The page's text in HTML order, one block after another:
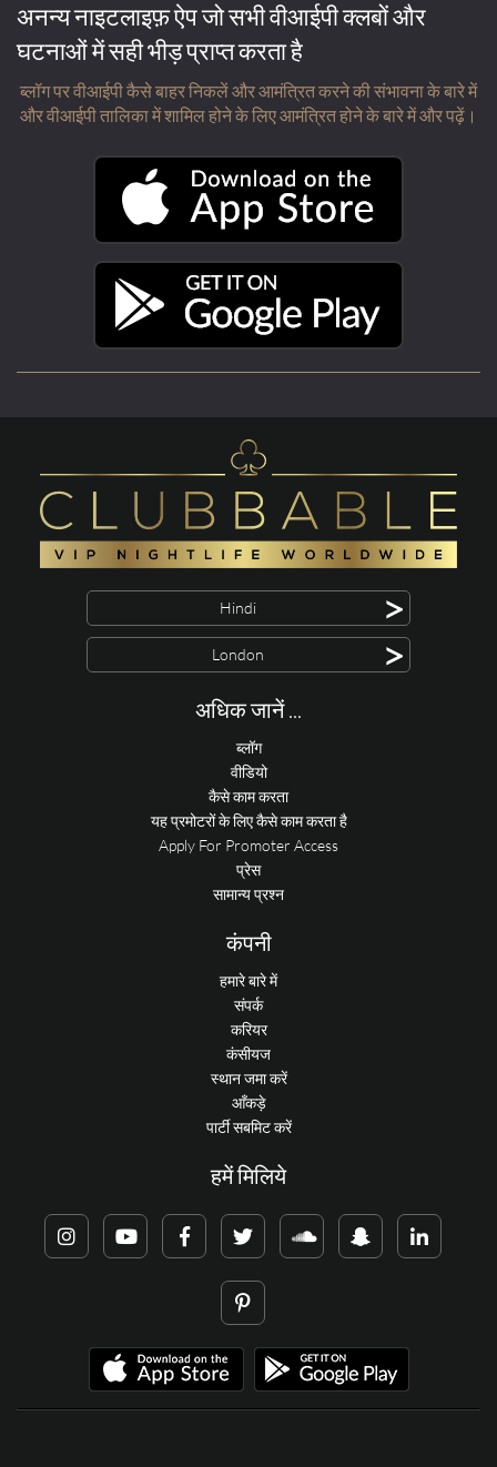
अनन्य नाइटलाइफ़ ऐप जो सभी वीआईपी क्लबों और
घटनाओं में सही भीड़ प्राप्त करता है
ब्लॉग पर वीआईपी कैसे बाहर निकलें और आमंत्रित करने की संभावना के बारे में
और वीआईपी तालिका में शामिल होने के लिए आमंत्रित होने के बारे में और पढ़ें।
Hindi >
London >
अधिक जानें ...
ब्लॉग
वीडियो
कैसे काम करता
यह प्रमोटरों के लिए कैसे काम करता है
Apply For Promoter Access
प्रेस
सामान्य प्रश्न
कंपनी
हमारे बारे में
संपर्क
करियर
कंसीयज
स्थान जमा करें
आँकड़े
पार्टी सबमिट करें
हमें मिलिये